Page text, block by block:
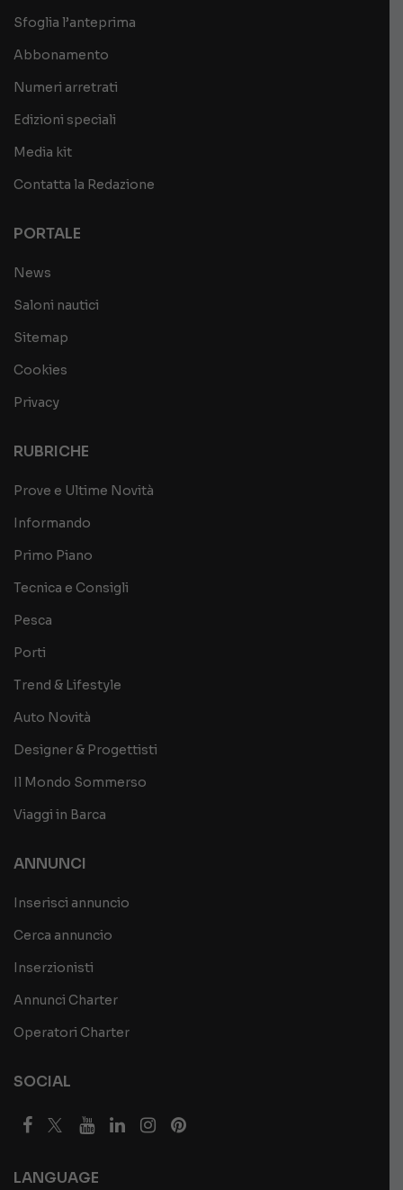
Sfoglia l’anteprima
Abbonamento
Numeri arretrati
Edizioni speciali
Media kit
Contatta la Redazione
PORTALE
News
Saloni nautici
Sitemap
Cookies
Privacy
RUBRICHE
Prove e Ultime Novità
Informando
Primo Piano
Tecnica e Consigli
Pesca
Porti
Trend & Lifestyle
Auto Novità
Designer & Progettisti
Il Mondo Sommerso
Viaggi in Barca
ANNUNCI
Inserisci annuncio
Cerca annuncio
Inserzionisti
Annunci Charter
Operatori Charter
SOCIAL
LANGUAGE